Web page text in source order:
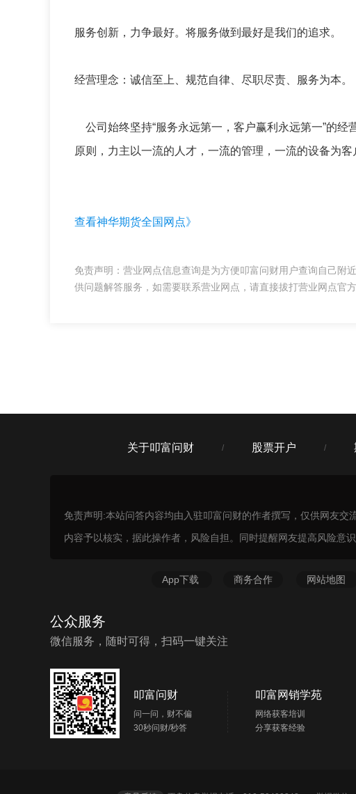
服务创新，力争最好。将服务做到最好是我们的追求。
经营理念：诚信至上、规范自律、尽职尽责、服务为本。
公司始终坚持“服务永远第一，客户赢利永远第一”的
原则，力主以一流的人才，一流的管理，一流的设备为客
查看神华期货全国网点》
免责声明：营业网点信息查询是为方便叩富问财用户查询自己附
供问题解答服务，如需要联系营业网点，请直接拔打营业网点官方
关于叩富问财 / 股票开户 /
免责声明:本站问答内容均由入驻叩富问财的作者撰写，仅供网友
内容予以核实，据此操作者，风险自担。同时提醒网友提高风险意
App下载 商务合作 网站地图
公众服务
微信服务，随时可得，扫码一键关注
叩富问财
问一问，财不偏
30秒问财/秒答
叩富网销学苑
网络获客培训
分享获客经验